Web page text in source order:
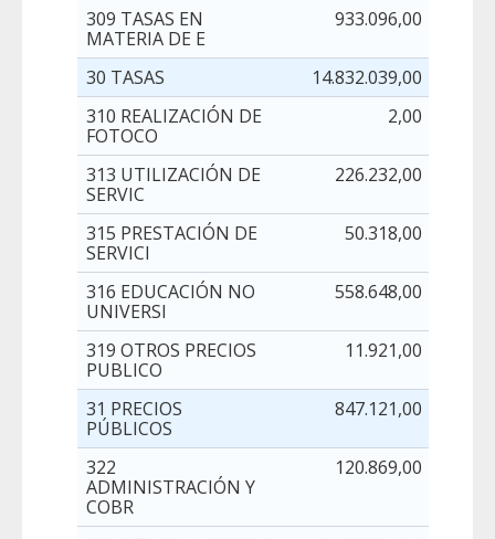
309 TASAS EN
MATERIA DE E
933.096,00
30 TASAS
14.832.039,00
310 REALIZACIÓN DE
FOTOCO
2,00
313 UTILIZACIÓN DE
SERVIC
226.232,00
315 PRESTACIÓN DE
SERVICI
50.318,00
316 EDUCACIÓN NO
UNIVERSI
558.648,00
319 OTROS PRECIOS
PUBLICO
11.921,00
31 PRECIOS
PÚBLICOS
847.121,00
322
ADMINISTRACIÓN Y
COBR
120.869,00